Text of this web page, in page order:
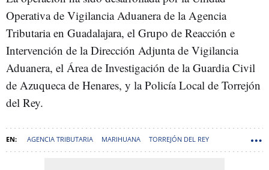
Operativa de Vigilancia Aduanera de la Agencia
Tributaria en Guadalajara, el Grupo de Reacción e
Intervención de la Dirección Adjunta de Vigilancia
Aduanera, el Área de Investigación de la Guardia Civil
de Azuqueca de Henares, y la Policía Local de Torrejón
del Rey.
AGENCIA TRIBUTARIA MARIHUANA TORREJÓN DEL REY